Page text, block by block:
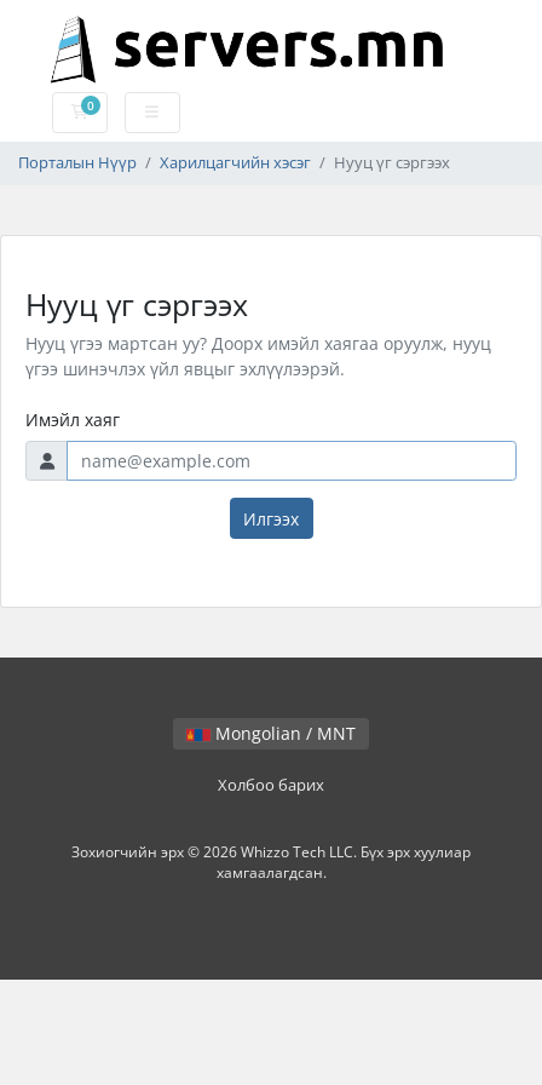
0
Дэлгүүрийн сагс
Порталын Нүүр Харилцагчийн хэсэг Нууц үг сэргээх
Нууц үг сэргээх
Нууц үгээ мартсан уу? Доорх имэйл хаягаа оруулж, нууц
үгээ шинэчлэх үйл явцыг эхлүүлээрэй.
Имэйл хаяг
Илгээх
Mongolian / MNT
Холбоо барих
Зохиогчийн эрх © 2026 Whizzo Tech LLC. Бүх эрх хуулиар
хамгаалагдсан.